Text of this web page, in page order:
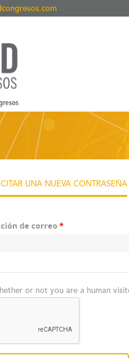
UNA NUEVA CONTRASEÑA
de correo*
or not you are a human